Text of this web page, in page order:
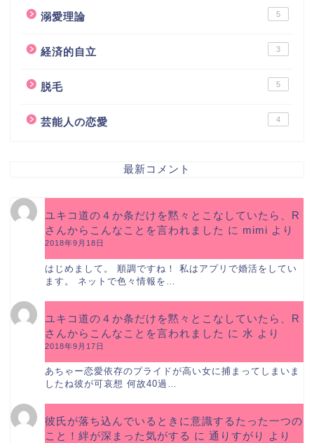
溺愛理論 5
経済的自立 3
脱毛 5
芸能人の恋愛 4
最新コメント
ユキコ道の４か条だけを黙々とこなしていたら、R
さんからこんなことを言われました に mimi より
2018年9月18日
はじめまして。 順調ですね！ 私はアプリで婚活をしてい
ます。 ネットで色々情報を…
ユキコ道の４か条だけを黙々とこなしていたら、R
さんからこんなことを言われました に 水 より
2018年9月17日
あちゃー恋愛依存のプライドが高い女に捕まってしまいま
したね彼が可哀想 何故40過…
彼氏が落ち込んでいるときに意識するたった一つの
こと！絆が深まった気がする に通りすがり より